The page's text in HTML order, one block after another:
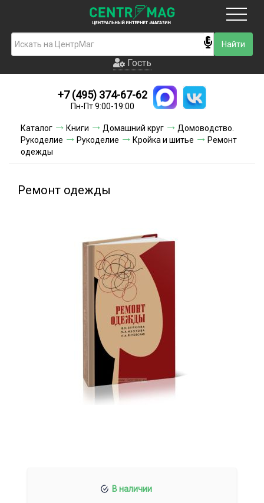
Гость
Новинки
Условия доставки
Гость
+7 (495) 374-67-62
Пн-Пт 9:00-19:00
Каталог Книги Домашний круг
Домоводство.
Рукоделие
Рукоделие Кройка и шитье
Ремонт
одежды
Ремонт одежды
В наличии